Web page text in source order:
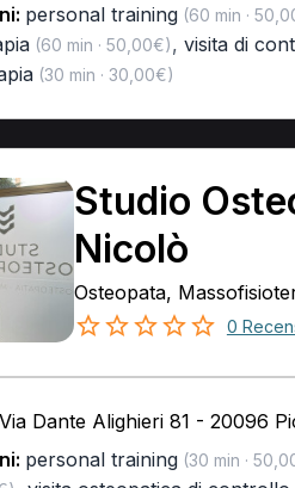
personal training(60 min ·
(60 min · 50,00€), visita di
(30 min · 30,00€)
Studio
Nicolò
Osteopata,
0
Via Dante Alighieri 81 - 20096
personal training(30 min ·